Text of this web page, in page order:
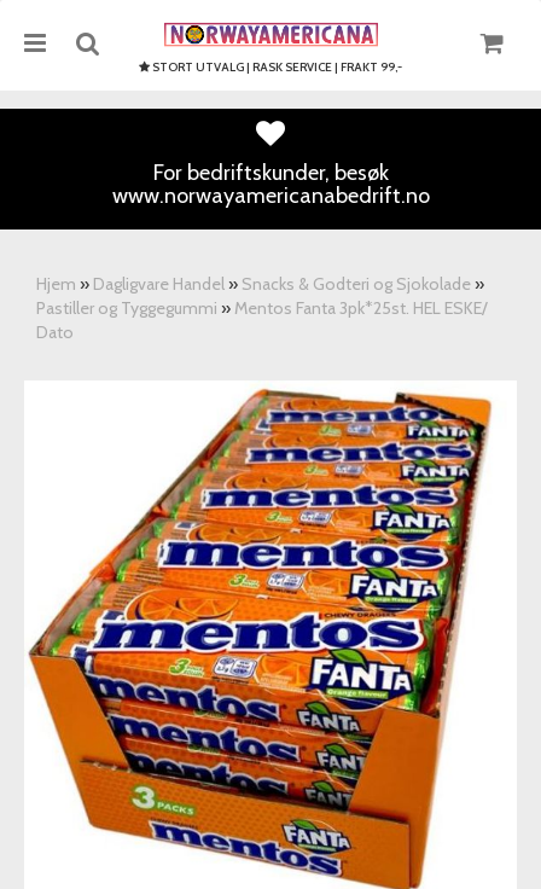
STORT UTVALG | RASK SERVICE | FRAKT 99,-
For bedriftskunder, besøk
www.norwayamericanabedrift.no
Hjem » Dagligvare Handel » Snacks & Godteri og Sjokolade »
Pastiller og Tyggegummi » Mentos Fanta 3pk*25st. HEL ESKE/
Dato